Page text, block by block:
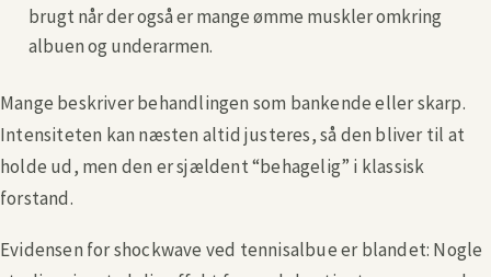
brugt når der også er mange ømme muskler omkring
albuen og underarmen.
Mange beskriver behandlingen som bankende eller skarp.
Intensiteten kan næsten altid justeres, så den bliver til at
holde ud, men den er sjældent “behagelig” i klassisk
forstand.
Evidensen for shockwave ved tennisalbue er blandet: Nogle